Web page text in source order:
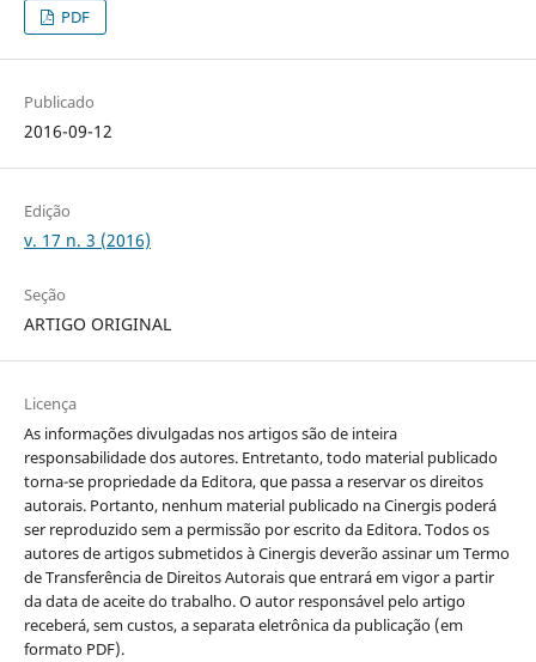
PDF
Publicado
2016-09-12
Edição
v. 17 n. 3 (2016)
Seção
ARTIGO ORIGINAL
Licença
As informações divulgadas nos artigos são de inteira
responsabilidade dos autores. Entretanto, todo material publicado
torna-se propriedade da Editora, que passa a reservar os direitos
autorais. Portanto, nenhum material publicado na Cinergis poderá
ser reproduzido sem a permissão por escrito da Editora. Todos os
autores de artigos submetidos à Cinergis deverão assinar um Termo
de Transferência de Direitos Autorais que entrará em vigor a partir
da data de aceite do trabalho. O autor responsável pelo artigo
receberá, sem custos, a separata eletrônica da publicação (em
formato PDF).